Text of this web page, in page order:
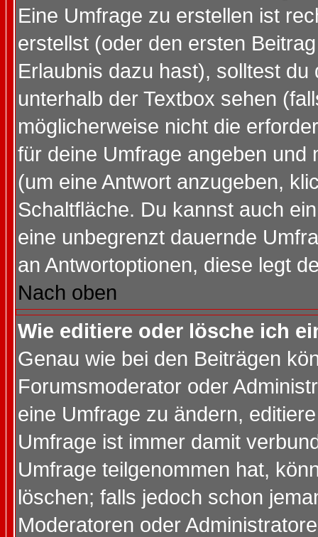
Eine Umfrage zu erstellen ist
erstellst (oder den ersten
Erlaubnis dazu hast), solltest
unterhalb der Textbox sehen
möglicherweise nicht die
für deine Umfrage angeben und
(um eine Antwort anzugeben,
Schaltfläche. Du kannst auch
eine unbegrenzt dauernde
an Antwortoptionen, diese legt
Nach oben
Wie editiere oder lösche ich
Genau wie bei den Beiträgen
Forumsmoderator oder
eine Umfrage zu ändern,
Umfrage ist immer damit
Umfrage teilgenommen hat,
löschen; falls jedoch schon
Moderatoren oder